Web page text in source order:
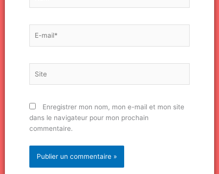
mail*
Enregistrer mon nom, mon e-mail et mon site
dans le navigateur pour mon prochain
commentaire.